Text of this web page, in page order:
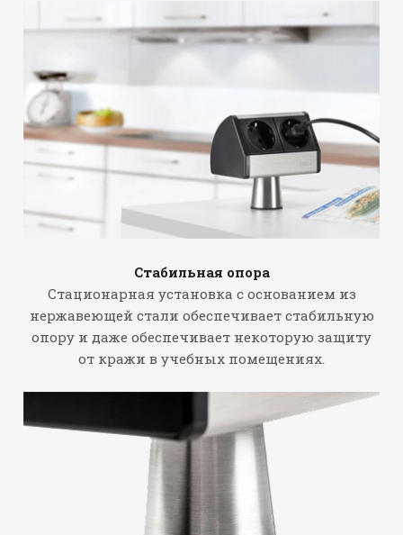
Стабильная опора
Стационарная установка с основанием из
нержавеющей стали обеспечивает стабильную
опору и даже обеспечивает некоторую защиту
от кражи в учебных помещениях.